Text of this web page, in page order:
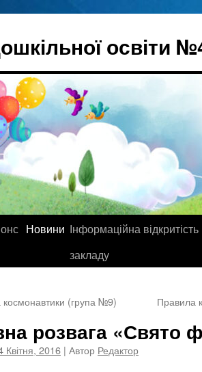
освіти
Новини Інформаційна відкритість
закладу
космонавтики (група №9) Правила
розвага «Свято
Квітня, 2016 | Автор Редактор